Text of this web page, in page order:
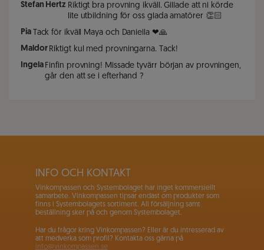
Stefan Hertz Riktigt bra provning ikväll. Gillade att ni körde
lite utbildning för oss glada amatörer 👏🏻
Pia Tack för ikväll Maya och Daniella ❤🙏
Maldor Riktigt kul med provningarna. Tack!
Ingela Finfin provning! Missade tyvärr början av provningen,
går den att se i efterhand ?
INFO OCH KONTAKT
Vinkompassen och Systembolaget har inget kommersiellt
samarbete. Vinkompassen tipsar endast om produkter som
finns i Systembolagets sortiment. All försäljning samt
beställning sker på och genom Systembolaget.
Har du frågor kring Vinkompassen? Eller är du intresserad av
att medverka som profil? Kontakta oss gärna på
info@vinkompassen.se